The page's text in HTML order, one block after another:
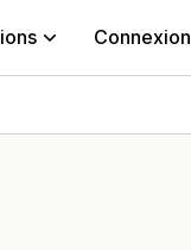
Connexion